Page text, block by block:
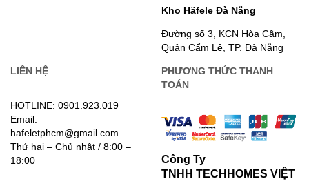
Kho Häfele Đà Nẵng
Đường số 3, KCN Hòa Cầm,
Quận Cẩm Lệ, TP. Đà Nẵng
LIÊN HỆ
HOTLINE: 0901.923.019
Email:
hafeletphcm@gmail.com
Thứ hai – Chủ nhật / 8:00 –
18:00
PHƯƠNG THỨC THANH
TOÁN
Công Ty
TNHH TECHHOMES VIỆT